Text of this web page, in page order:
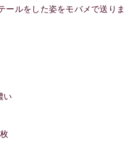
ルをした姿をモバメで送りま
い